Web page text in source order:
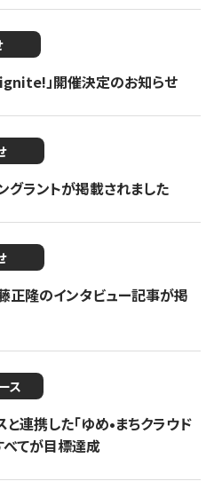
ignite!」開催決定のお知らせ
グラントが掲載されました
隆のインタビュー記事が掲
ス
連携した「ゆめ•まちクラウド
べてが目標達成